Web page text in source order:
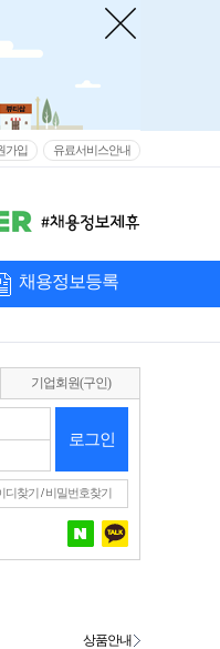
가입 유료서비스안내
채용정보등록
기업회원(구인)
로그인
디찾기/비밀번호찾기
상품안내